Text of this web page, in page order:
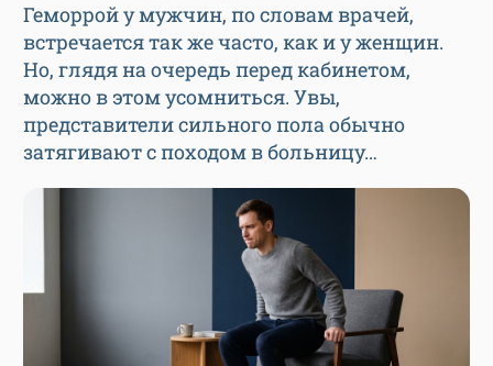
Геморрой у мужчин, по словам врачей,
встречается так же часто, как и у женщин.
Но, глядя на очередь перед кабинетом,
можно в этом усомниться. Увы,
представители сильного пола обычно
затягивают с походом в больницу…